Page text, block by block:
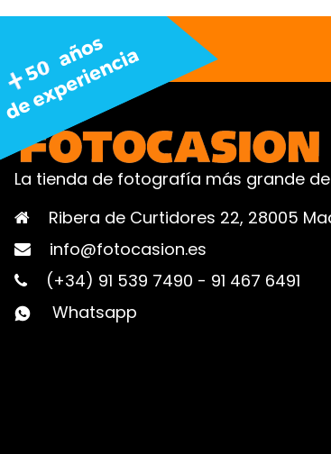
La tienda de fotografía más grande
Ribera de Curtidores 22, 28005
info@fotocasion.es
(+34) 91 539 7490 - 91 467 6491
Whatsapp